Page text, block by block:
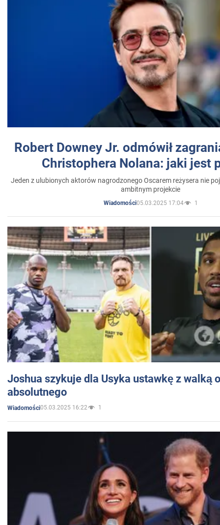
Robert Downey Jr. odmówił
Christophera Nolana: jaki jest
Jeden z ulubionych aktorów nagrodzonego Oscarem reżysera nie
ambitnym projekcie
Wiadomości05.03.2025 17:04 1
Joshua szykuje dla Usyka ustawkę z walką
absolutnego
Wiadomości05.03.2025 16:22 1